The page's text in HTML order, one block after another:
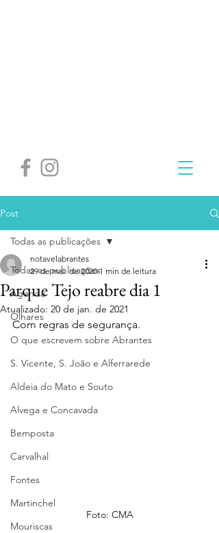
Post
Todas as publicações
Agenda
Olhares
O que escrevem sobre Abrantes
S. Vicente, S. João e Alferrarede
Aldeia do Mato e Souto
Alvega e Concavada
Bemposta
Carvalhal
Fontes
Martinchel
Mouriscas
Todas as publicações
Parque Tejo reabre dia 1
notavelabrantes
29 de mai. de 2020 1 min de leitura
Atualizado: 20 de jan. de 2021
Com regras de segurança.
Foto: CMA